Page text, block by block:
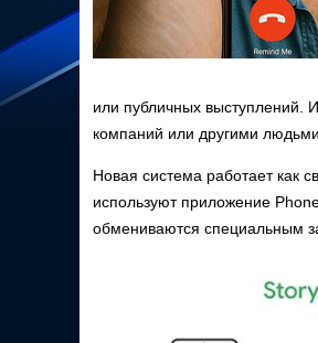
или публичных выступлений.
компаний или другими
Новая система работает как
используют приложение
обмениваются специальным